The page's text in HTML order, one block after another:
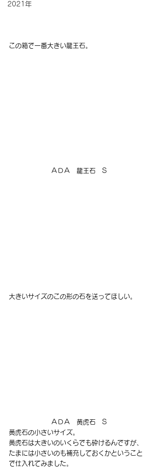
2021年
この箱で一番大きい龍王石。
ＡＤＡ　龍王石　S
大きいサイズのこの形の石を送ってほしい。
ＡＤＡ　黄虎石　S
黄虎石の小さいサイズ。
黄虎石は大きいのいくらでも砕けるんですが、
たまには小さいのも補充しておくかということ
で仕入れてみました。